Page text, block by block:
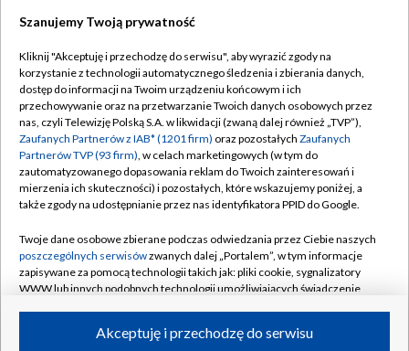
TVP
Abonament TVP
Emisja w TVP
Centrum informacji TVP
Naziemna Telewizja Cyfrowa
Rada Programowa
System NOS
Informacje o nadawcy
Program dla prasy
Regulamin TVP
Polityka prywatności
Moje zgody
Pomoc
Kontakt
Kanały
Szanujemy Twoją prywatność
Kliknij "Akceptuję i przechodzę do serwisu", aby wyrazić zgody na
korzystanie z technologii automatycznego śledzenia i zbierania danych,
dostęp do informacji na Twoim urządzeniu końcowym i ich
przechowywanie oraz na przetwarzanie Twoich danych osobowych przez
nas, czyli Telewizję Polską S.A. w likwidacji (zwaną dalej również „TVP”),
Zaufanych Partnerów z IAB* (1201 firm) oraz pozostałych Zaufanych
Partnerów TVP (93 firm), w celach marketingowych (w tym do
zautomatyzowanego dopasowania reklam do Twoich zainteresowań i
mierzenia ich skuteczności) i pozostałych, które wskazujemy poniżej, a
także zgody na udostępnianie przez nas identyfikatora PPID do Google.
Twoje dane osobowe zbierane podczas odwiedzania przez Ciebie naszych
poszczególnych serwisówzwanych dalej „Portalem”, w tym informacje
zapisywane za pomocą technologii takich jak: pliki cookie, sygnalizatory
WWW lub innych podobnych technologii umożliwiających świadczenie
ruchu w Internecie.Akceptuję i przechodzę do serwisu